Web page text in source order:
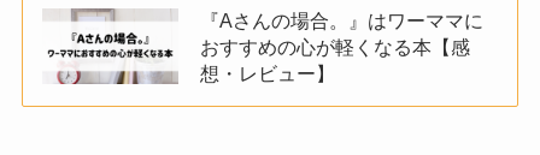
『Aさんの場合。』はワーママに
おすすめの心が軽くなる本【感
想・レビュー】